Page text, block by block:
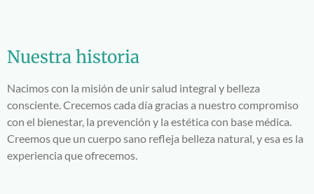
Nuestra historia
Nacimos con la misión de unir salud integral y belleza
consciente. Crecemos cada día gracias a nuestro compromiso
con el bienestar, la prevención y la estética con base médica.
Creemos que un cuerpo sano refleja belleza natural, y esa es la
experiencia que ofrecemos.